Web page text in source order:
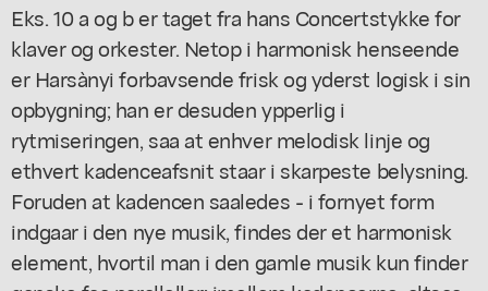
Eks. 10 a og b er taget fra hans Concertstykke for
klaver og orkester. Netop i harmonisk henseende
er Harsànyi forbavsende frisk og yderst logisk i sin
opbygning; han er desuden ypperlig i
rytmiseringen, saa at enhver melodisk linje og
ethvert kadenceafsnit staar i skarpeste belysning.
Foruden at kadencen saaledes - i fornyet form
indgaar i den nye musik, findes der et harmonisk
element, hvortil man i den gamle musik kun finder